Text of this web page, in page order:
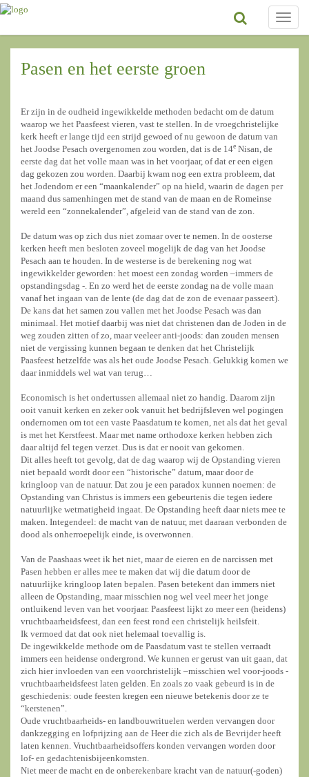
Toggle
Pasen en het eerste groen
Er zijn in de oudheid ingewikkelde methoden bedacht om de datum
waarop we het Paasfeest vieren, vast te stellen. In de vroegchristelijke
kerk heeft er lange tijd een strijd gewoed of nu gewoon de datum van
het Joodse Pesach overgenomen zou worden, dat is de 14e Nisan, de
eerste dag dat het volle maan was in het voorjaar, of dat er een eigen
dag gekozen zou worden. Daarbij kwam nog een extra probleem, dat
het Jodendom er een “maankalender” op na hield, waarin de dagen per
maand dus samenhingen met de stand van de maan en de Romeinse
wereld een “zonnekalender”, afgeleid van de stand van de zon.
De datum was op zich dus niet zomaar over te nemen. In de oosterse
kerken heeft men besloten zoveel mogelijk de dag van het Joodse
Pesach aan te houden. In de westerse is de berekening nog wat
ingewikkelder geworden: het moest een zondag worden –immers de
opstandingsdag -. En zo werd het de eerste zondag na de volle maan
vanaf het ingaan van de lente (de dag dat de zon de evenaar passeert).
De kans dat het samen zou vallen met het Joodse Pesach was dan
minimaal. Het motief daarbij was niet dat christenen dan de Joden in de
weg zouden zitten of zo, maar veeleer anti-joods: dan zouden mensen
niet de vergissing kunnen begaan te denken dat het Christelijk
Paasfeest hetzelfde was als het oude Joodse Pesach. Gelukkig komen we
daar inmiddels wel wat van terug…
Economisch is het ondertussen allemaal niet zo handig. Daarom zijn
ooit vanuit kerken en zeker ook vanuit het bedrijfsleven wel pogingen
ondernomen om tot een vaste Paasdatum te komen, net als dat het geval
is met het Kerstfeest. Maar met name orthodoxe kerken hebben zich
daar altijd fel tegen verzet. Dus is dat er nooit van gekomen.
Dit alles heeft tot gevolg, dat de dag waarop wij de Opstanding vieren
niet bepaald wordt door een “historische” datum, maar door de
kringloop van de natuur. Dat zou je een paradox kunnen noemen: de
Opstanding van Christus is immers een gebeurtenis die tegen iedere
natuurlijke wetmatigheid ingaat. De Opstanding heeft daar niets mee te
maken. Integendeel: de macht van de natuur, met daaraan verbonden de
dood als onherroepelijk einde, is overwonnen.
Van de Paashaas weet ik het niet, maar de eieren en de narcissen met
Pasen hebben er alles mee te maken dat wij die datum door de
natuurlijke kringloop laten bepalen. Pasen betekent dan immers niet
alleen de Opstanding, maar misschien nog wel veel meer het jonge
ontluikend leven van het voorjaar. Paasfeest lijkt zo meer een (heidens)
vruchtbaarheidsfeest, dan een feest rond een christelijk heilsfeit.
Ik vermoed dat dat ook niet helemaal toevallig is.
De ingewikkelde methode om de Paasdatum vast te stellen verraadt
immers een heidense ondergrond. We kunnen er gerust van uit gaan, dat
zich hier invloeden van een voorchristelijk –misschien wel voor-joods -
vruchtbaarheidsfeest laten gelden. En zoals zo vaak gebeurd is in de
geschiedenis: oude feesten kregen een nieuwe betekenis door ze te
“kerstenen”.
Oude vruchtbaarheids- en landbouwrituelen werden vervangen door
dankzegging en lofprijzing aan de Heer die zich als de Bevrijder heeft
laten kennen. Vruchtbaarheidsoffers konden vervangen worden door
lof- en gedachtenisbijeenkomsten.
Niet meer de macht en de onberekenbare kracht van de natuur(-goden)